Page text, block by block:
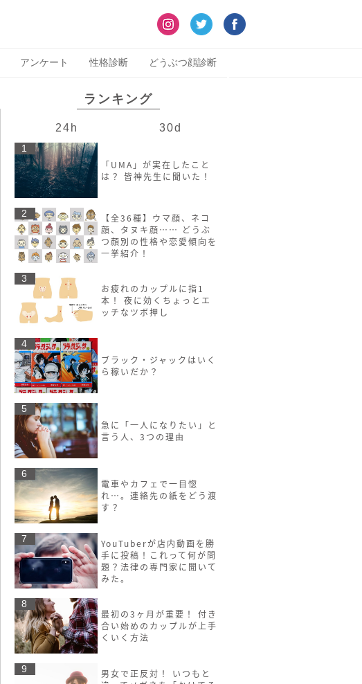
アンケート 性格診断 どうぶつ顔診断
ランキング
24h 30d
1
「UMA」が実在したこと
は？ 皆神先生に聞いた！
2
【全36種】ウマ顔、ネコ
顔、タヌキ顔…… どうぶ
つ顔別の性格や恋愛傾向を
一挙紹介！
3
お疲れのカップルに指1
本！ 夜に効くちょっとエ
ッチなツボ押し
4
ブラック・ジャックはいく
ら稼いだか？
5
急に「一人になりたい」と
言う人、3つの理由
6
電車やカフェで一目惚
れ…。連絡先の紙をどう渡
す？
7
YouTuberが店内動画を勝
手に投稿！これって何が問
題？法律の専門家に聞いて
みた。
8
最初の3ヶ月が重要！ 付き
合い始めのカップルが上手
くいく方法
9
男女で正反対！ いつもと